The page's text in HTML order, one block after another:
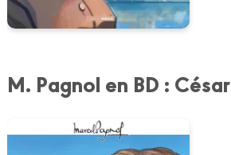
M. Pagnol en BD : César